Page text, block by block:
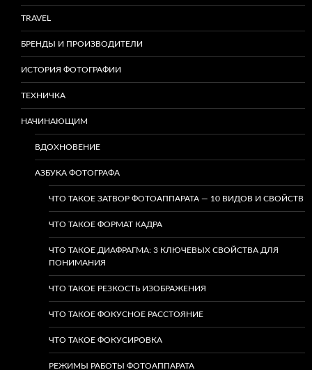
TRAVEL
БРЕНДЫ И ПРОИЗВОДИТЕЛИ
ИСТОРИЯ ФОТОГРАФИИ
ТЕХНИЧКА
НАЧИНАЮЩИМ
ВДОХНОВЕНИЕ
АЗБУКА ФОТОГРАФА
ЧТО ТАКОЕ ЗАТВОР ФОТОАППАРАТА — 10 ВИДОВ И СВОЙСТВ
ЧТО ТАКОЕ ФОРМАТ КАДРА
ЧТО ТАКОЕ ДИАФРАГМА: 3 КЛЮЧЕВЫХ СВОЙСТВА ДЛЯ
ПОНИМАНИЯ
ЧТО ТАКОЕ РЕЗКОСТЬ ИЗОБРАЖЕНИЯ
ЧТО ТАКОЕ ФОКУСНОЕ РАССТОЯНИЕ
ЧТО ТАКОЕ ФОКУСИРОВКА
РЕЖИМЫ РАБОТЫ ФОТОАППАРАТА